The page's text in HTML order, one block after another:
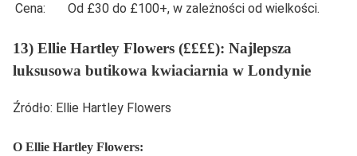
Cena:
Od £30 do £100+, w zależności od wielkości.
13) Ellie Hartley Flowers (££££): Najlepsza
luksusowa butikowa kwiaciarnia w Londynie
Źródło: Ellie Hartley Flowers
O Ellie Hartley Flowers: